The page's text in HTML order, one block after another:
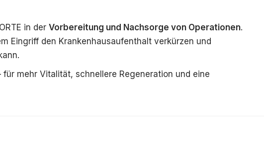
in der Vorbereitung und Nachsorge von Operationen.
Eingriff den Krankenhausaufenthalt verkürzen und
mehr Vitalität, schnellere Regeneration und eine